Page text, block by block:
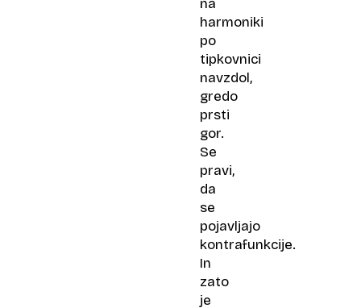
na
harmoniki
po
tipkovnici
navzdol,
gredo
prsti
gor.
Se
pravi,
da
se
pojavljajo
kontrafunkcije.
In
zato
je